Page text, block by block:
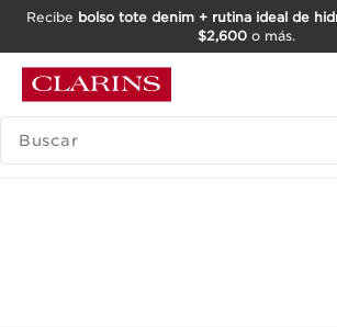
IR AL PIE DE PÁGINA
Recibe bolso tote denim + rutina ideal de
$2,600o más.
BUSCAR